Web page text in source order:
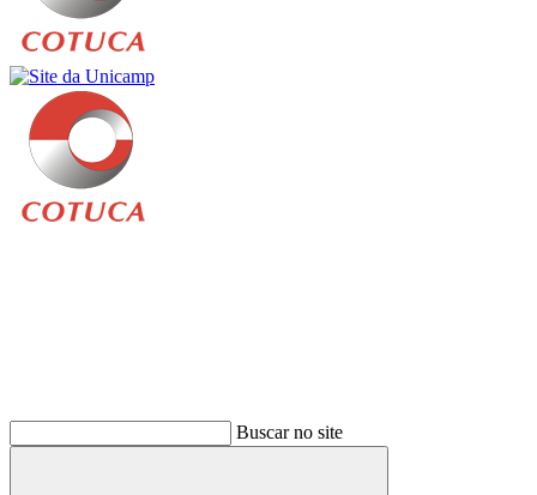
Buscar no site